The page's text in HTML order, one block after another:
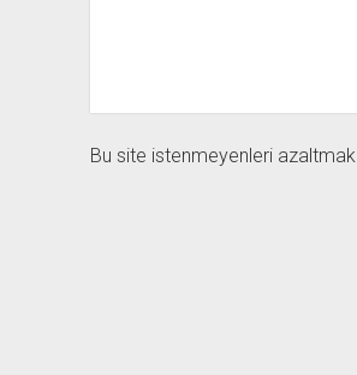
Bu site istenmeyenleri azaltmak